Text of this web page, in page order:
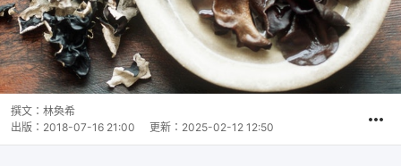
撰文： 林奐希
出版： 2018-07-16 21:00 更新： 2025-02-12 12:50